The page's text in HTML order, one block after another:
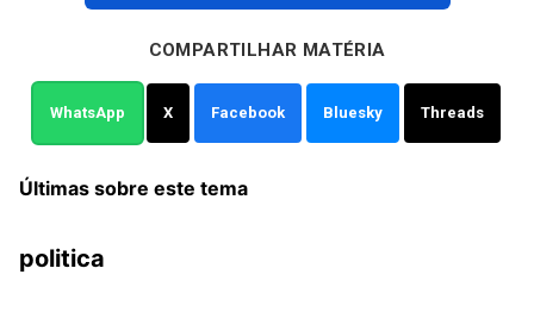
COMPARTILHAR MATÉRIA
WhatsApp X Facebook Bluesky Threads
Últimas sobre este tema
politica